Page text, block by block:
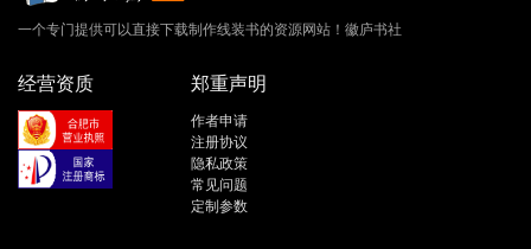
一个专门提供可以直接下载制作线装书的资源网站！徽庐书社
经营资质 郑重声明
作者申请
注册协议
隐私政策
常见问题
定制参数